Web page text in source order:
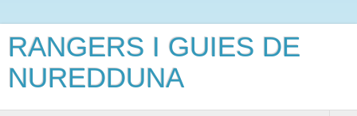
RANGERS I GUIES DE
NUREDDUNA